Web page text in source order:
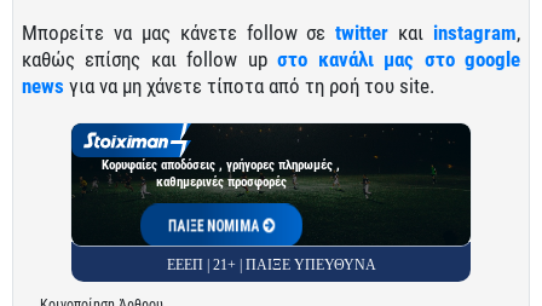
Μπορείτε να μας κάνετε follow σεtwitter και instagram,
καθώς επίσης και follow upστο κανάλι μας στο google
news για να μη χάνετε τίποτα από τη ροή του site.
Κορυφαίες αποδόσεις , γρήγορες πληρωμές ,
καθημερινές προσφορές
ΠΑΙΞΕ ΝΟΜΙΜΑ
ΕΕΕΠ | 21+ | ΠΑΙΞΕ ΥΠΕΥΘΥΝΑ